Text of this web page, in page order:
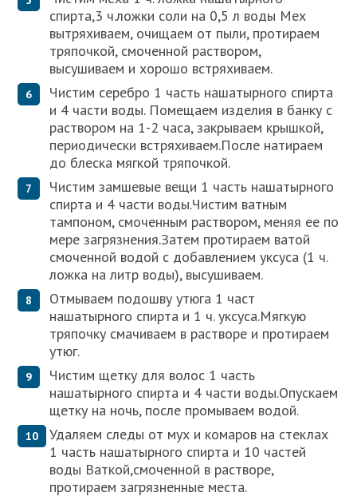
спирта,3 ч.ложки соли на 0,5 л воды Мех
вытряхиваем, очищаем от пыли, протираем
тряпочкой, смоченной раствором,
высушиваем и хорошо встряхиваем.
Чистим серебро 1 часть нашатырного спирта
и 4 части воды. Помещаем изделия в банку с
раствором на 1-2 часа, закрываем крышкой,
периодически встряхиваем.После натираем
до блеска мягкой тряпочкой.
Чистим замшевые вещи 1 часть нашатырного
спирта и 4 части воды.Чистим ватным
тампоном, смоченным раствором, меняя ее по
мере загрязнения.Затем протираем ватой
смоченной водой с добавлением уксуса (1 ч.
ложка на литр воды), высушиваем.
Отмываем подошву утюга 1 част
нашатырного спирта и 1 ч. уксуса.Мягкую
тряпочку смачиваем в растворе и протираем
утюг.
Чистим щетку для волос 1 часть
нашатырного спирта и 4 части воды.Опускаем
щетку на ночь, после промываем водой.
Удаляем следы от мух и комаров на стеклах
1 часть нашатырного спирта и 10 частей
воды Ваткой,смоченной в растворе,
протираем загрязненные места.